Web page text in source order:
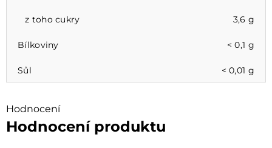
z toho cukry 3,6 g
Bílkoviny < 0,1 g
Sůl < 0,01 g
Hodnocení
Hodnocení produktu